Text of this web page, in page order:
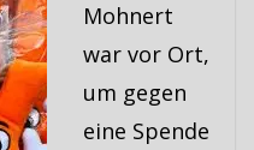
Mohnert
war vor Ort,
um gegen
eine Spende